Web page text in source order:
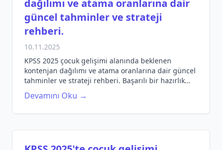
dağılımı ve atama oranlarına dair
güncel tahminler ve strateji
rehberi.
10.11.2025
KPSS 2025 çocuk gelişimi alanında beklenen
kontenjan dağılımı ve atama oranlarına dair güncel
tahminler ve strateji rehberi. Başarılı bir hazırlık
için gerekli bilgiler!
Devamını Oku →